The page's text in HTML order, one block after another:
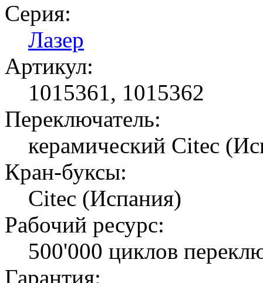
Серия:
Лазер
Артикул:
1015361, 1015362
Переключатель:
керамический Citec
Кран-буксы:
Citec (Испания)
Рабочий ресурс:
500'000 циклов
Гарантия: